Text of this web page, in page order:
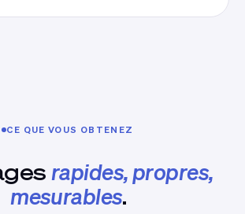
CE QUE VOUS OBTENEZ
rapides, propres,
mesurables.